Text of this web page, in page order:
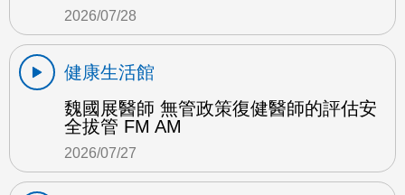
2026/07/28
健康生活館
魏國展醫師 無管政策復健醫師的評估安
全拔管 FM AM
2026/07/27